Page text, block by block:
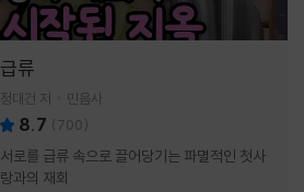
급류
정대건 저 민음사
8.7 (700)
서로를 급류 속으로 끌어당기는 파멸적인 첫사
랑과의 재회